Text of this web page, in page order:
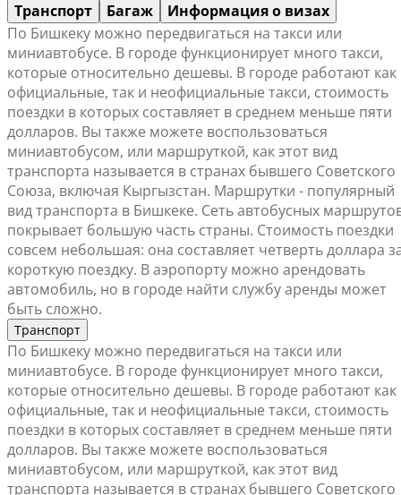
Транспорт Багаж
Информация о визах
По Бишкеку можно передвигаться на такси или
миниавтобусе. В городе функционирует много такси,
которые относительно дешевы. В городе работают как
официальные, так и неофициальные такси, стоимость
поездки в которых составляет в среднем меньше пяти
долларов. Вы также можете воспользоваться
миниавтобусом, или маршруткой, как этот вид
транспорта называется в странах бывшего Советского
Союза, включая Кыргызстан. Маршрутки - популярный
вид транспорта в Бишкеке. Сеть автобусных
покрывает большую часть страны. Стоимость поездки
совсем небольшая: она составляет четверть доллара
короткую поездку. В аэропорту можно арендовать
автомобиль, но в городе найти службу аренды может
быть сложно.
Транспорт
По Бишкеку можно передвигаться на такси или
миниавтобусе. В городе функционирует много такси,
которые относительно дешевы. В городе работают как
официальные, так и неофициальные такси, стоимость
поездки в которых составляет в среднем меньше пяти
долларов. Вы также можете воспользоваться
миниавтобусом, или маршруткой, как этот вид
транспорта называется в странах бывшего Советского